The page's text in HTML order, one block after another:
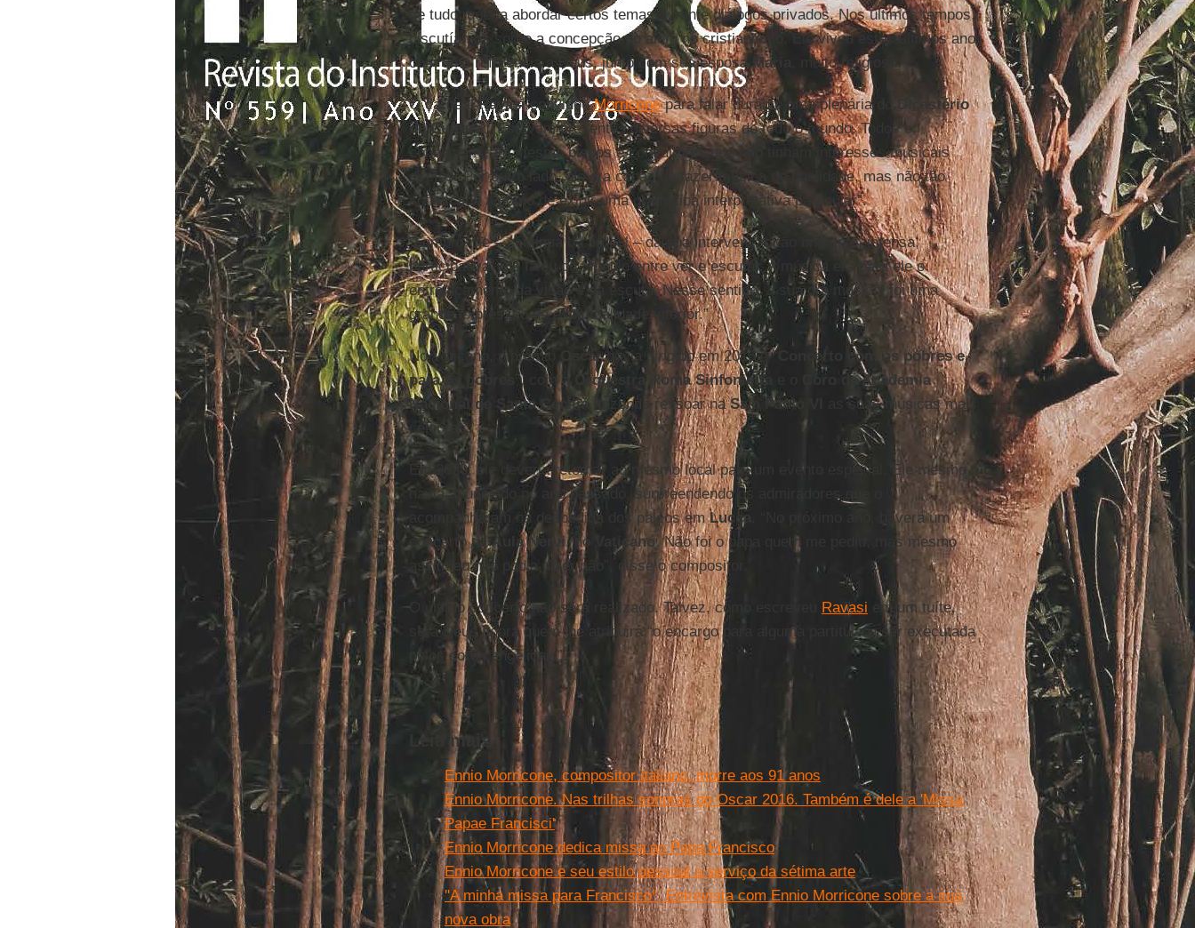
de tudo, queria abordar certos temas durante diálogos privados. Nos últimos tempos,
discutíamos sobre a concepção do além no cristianismo. Ele viveu estes últimos anos
com uma referência a Deus, junto com sua esposaMaria , muito religiosa.”
O cardealRavasiconvidouMorriconepara falar durante uma plenária do
Dicastério
de Cultura: “Estavam presentes diversas figuras de todo o mundo. Todos o
conheciam, até mesmo bispos e consultores que não tinham interesses musicais
diretos. Por outro lado, ele era capaz de fazer música de qualidade, mas não tão
sofisticada a ponto de exigir uma gramática interpretativa particular”.
“Lembro-me – continua o cardeal – da sua intervenção tão brilhante, intensa,
participativa. Ele falou do vínculo entre ver e escutar. A música era para ele o
entrelaçamento da visão e da escuta. Nesse sentido, a sua ora musical foi uma
grande expressão de espiritualidade interior.”
No Vaticano, o prêmio Oscarhavia dirigido em 2016 o “Concerto com os pobres e
para os pobres
”, com a Orquestra Roma Sinfonietta
Coro da Academia
Nacional de Santa Cecília , fazendo ressoar naSala Paulo VI
as suas músicas mais
célebres.
Em 2020, ele deveria retornar ao mesmo local para um evento especial. Ele mesmo o
havia anunciado no ano passado, surpreendendo os admiradores que o
acompanharam na despedida dos palcos emLucca
. “No próximo ano, haverá um
concerto naAula Nervi, no Vaticano. Não foi o papa quem me pediu, mas mesmo
assim eu não podia dizer não”, disse o compositor.
O último concerto não será realizado. Talvez, como escreveu Ravasi em um tuíte,
será Deus agora quem lhe atribuirá “o encargo para alguma partitura a ser executada
pelos coros angelicais”.
Leia mais
Ennio Morricone, compositor italiano, morre aos 91 anos
Ennio Morricone. Nas trilhas sonoras do Oscar 2016. Também é dele a 'Missa
Papae Francisci'
Ennio Morricone dedica missa ao Papa Francisco
Ennio Morricone e seu estilo pessoal a serviço da sétima arte
''A minha missa para Francisco'', Entrevista com Ennio Morricone sobre a sua
nova obra